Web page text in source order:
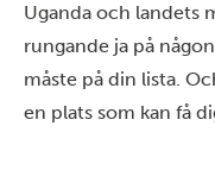
Uganda och landets
rungande ja på
måste på din lista.
en plats som kan få